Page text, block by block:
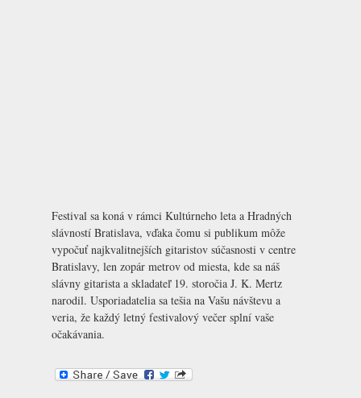
Festival sa koná v rámci Kultúrneho leta a Hradných
slávností Bratislava, vďaka čomu si publikum môže
vypočuť najkvalitnejších gitaristov súčasnosti v centre
Bratislavy, len zopár metrov od miesta, kde sa náš
slávny gitarista a skladateľ 19. storočia J. K. Mertz
narodil. Usporiadatelia sa tešia na Vašu návštevu a
veria, že každý letný festivalový večer splní vaše
očakávania.